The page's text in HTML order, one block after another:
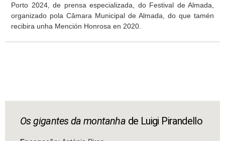
Porto 2024, de prensa especializada, do Festival de Almada,
organizado pola Câmara Municipal de Almada, do que tamén
recibira unha Mención Honrosa en 2020.
Os gigantes da montanha de Luigi Pirandello